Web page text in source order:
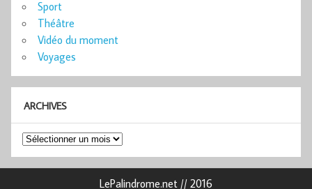
Sport
Théâtre
Vidéo du moment
Voyages
ARCHIVES
Archives
LePalindrome.net // 2016